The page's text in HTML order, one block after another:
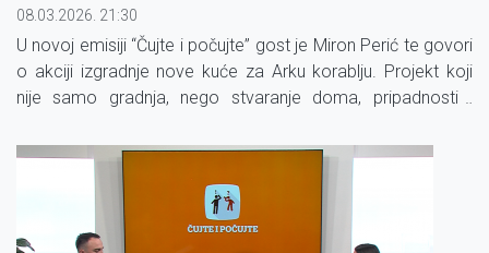
08.03.2026. 21:30
U novoj emisiji “Čujte i počujte” gost je Miron Perić te govori
o akciji izgradnje nove kuće za Arku korablju. Projekt koji
nije samo gradnja, nego stvaranje doma, pripadnosti i
je fazi projekt?